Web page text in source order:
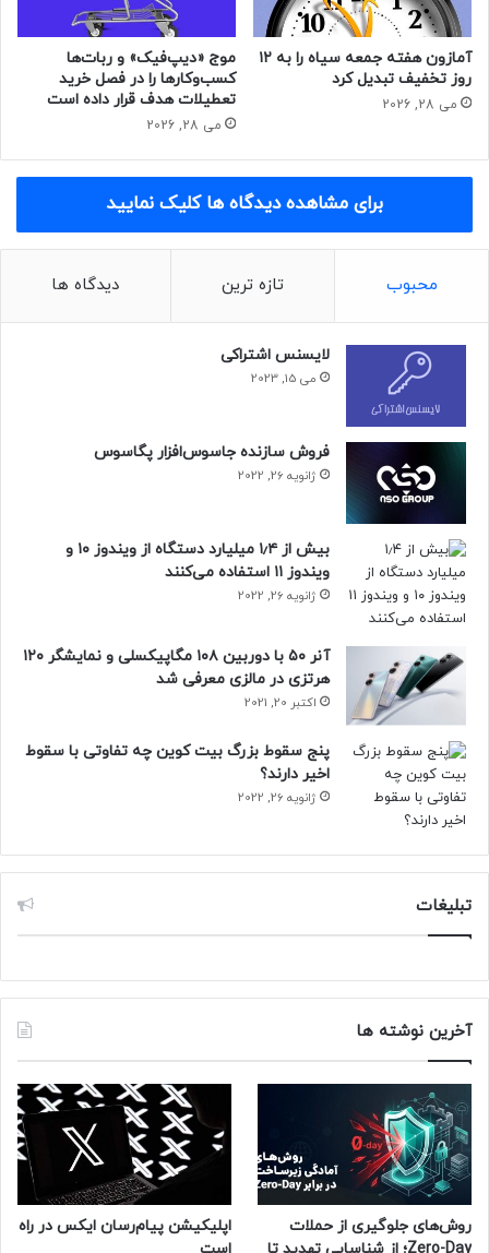
آمازون هفته جمعه سیاه را به ۱۲
روز تخفیف تبدیل کرد
می 28, 2026
موج «دیپ‌فیک» و ربات‎‌ها
کسب‌وکارها را در فصل خرید
تعطیلات هدف قرار داده است
می 28, 2026
برای مشاهده دیدگاه ها کلیک نمایید
محبوب تازه ترین دیدگاه ها
لایسنس اشتراکی
می 15, 2023
فروش سازنده جاسوس‌افزار پگاسوس
ژانویه 26, 2022
بیش از ۱٫۴ میلیارد دستگاه از ویندوز ۱۰ و
ویندوز ۱۱ استفاده می‌کنند
ژانویه 26, 2022
آنر ۵۰ با دوربین ۱۰۸ مگاپیکسلی و نمایشگر ۱۲۰
هرتزی در مالزی معرفی شد
اکتبر 20, 2021
پنج سقوط بزرگ بیت کوین چه تفاوتی با سقوط
اخیر دارند؟
ژانویه 26, 2022
تبلیغات
آخرین نوشته ها
روش‌های جلوگیری از حملات
Zero-Day؛ از شناسایی تهدید تا
اپلیکیشن پیام‌رسان ایکس در راه
است